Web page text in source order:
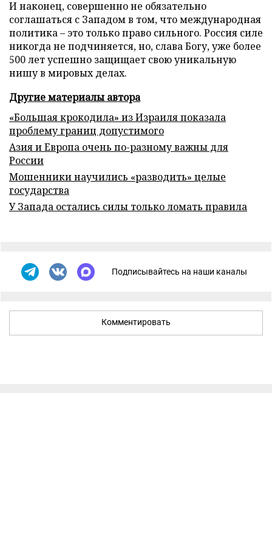
И наконец, совершенно не обязательно
соглашаться с Западом в том, что международная
политика – это только право сильного. Россия силе
никогда не подчиняется, но, слава Богу, уже более
500 лет успешно защищает свою уникальную
нишу в мировых делах.
Другие материалы автора
«Большая крокодила» из Израиля показала
проблему границ допустимого
Азия и Европа очень по-разному важны для
России
Мошенники научились «разводить» целые
государства
У Запада остались силы только ломать правила
Подписывайтесь на наши каналы
Комментировать